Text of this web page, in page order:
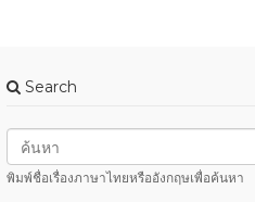
Search
พิมพ์ชื่อเรื่องภาษาไทยหรืออังกฤษเพื่อค้นหา